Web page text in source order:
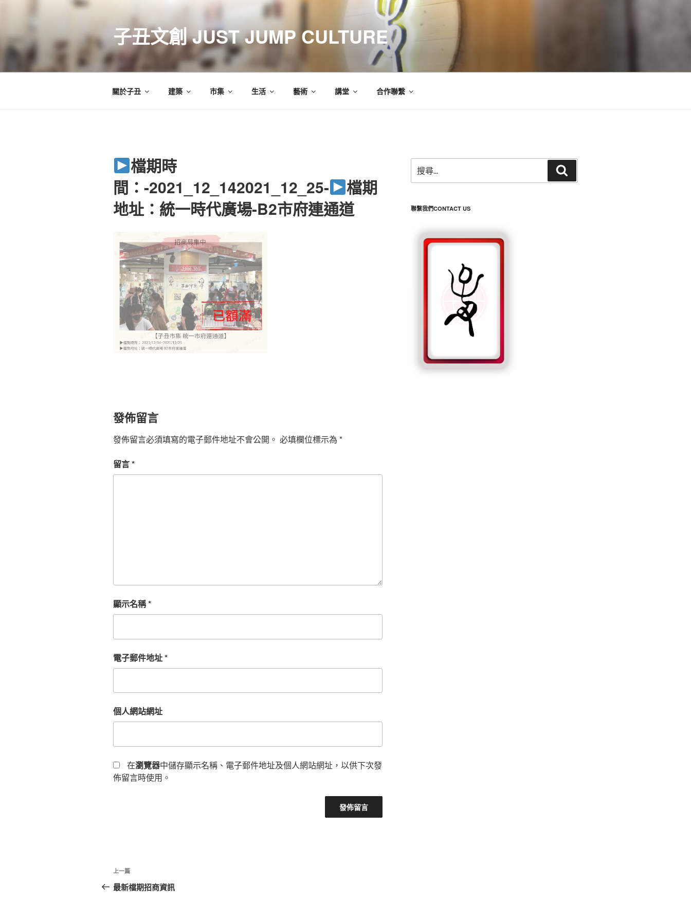
要
子丑文創 JUST JUMP CULTURE
關於子丑 建築 市集 生活 藝術 講堂 合作聯繫
檔期時
間：-2021_12_142021_12_25-
檔期
地址：統一時代廣場-B2市府連通道
發佈留言
發佈留言必須填寫的電子郵件地址不會公開。 必填欄位標示為 *
留言*
顯示名稱*
電子郵件地址*
個人網站網址
在瀏覽器中儲存顯示名稱、電子郵件地址及個人網站網址，以供下次發
佈留言時使用。
文
章
上
一
上一篇
最新檔期招商資訊
尋
關
字:
尋
聯繫我們CONTACT US